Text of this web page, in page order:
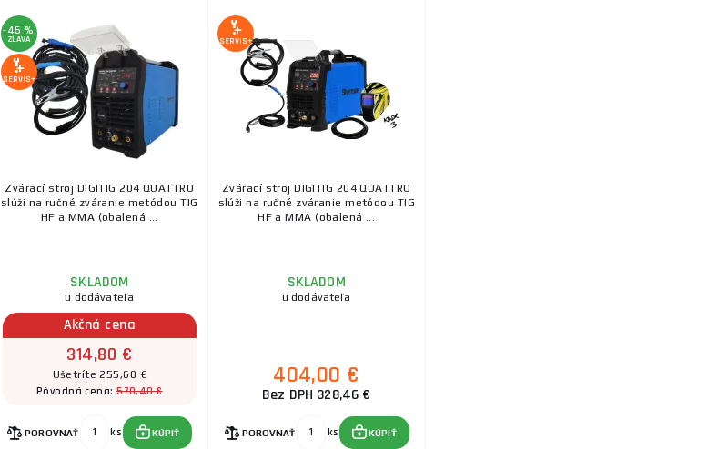
-45 %
ZĽAVA
SERVIS+
Zvárací stroj DIGITIG 204 QUATTRO
slúži na ručné zváranie metódou TIG
HF a MMA (obalená ...
SKLADOM
u dodávateľa
Akčná cena
314,80 €
Ušetríte 255,60 €
Pôvodná cena:570,40 €
POROVNAŤ ks KÚPIŤ
SERVIS+
Zvárací stroj DIGITIG 204 QUATTRO
slúži na ručné zváranie metódou TIG
HF a MMA (obalená ...
SKLADOM
u dodávateľa
404,00 €
Bez DPH 328,46 €
POROVNAŤ ks KÚPIŤ